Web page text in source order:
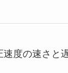
度の速さと